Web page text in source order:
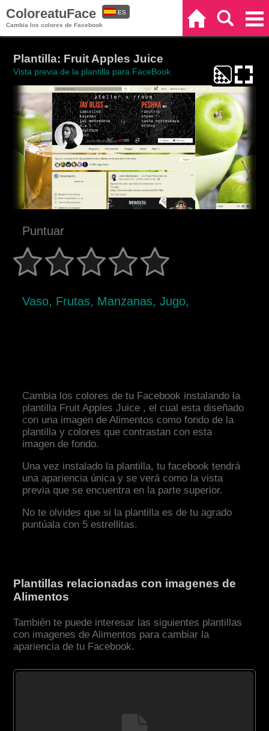
ColoreatuFace
Cambia los colores de Facebook
ES
Plantilla: Fruit Apples Juice
Vista previa de la plantilla para FaceBook
Puntuar
Vaso, Frutas, Manzanas, Jugo,
Cambia los colores de tu Facebook instalando la
plantilla Fruit Apples Juice , el cual esta diseñado
con una imagen de Alimentos como fondo de la
plantilla y colores que contrastan con esta
imagen de fondo.
Una vez instalado la plantilla, tu facebook tendrá
una apariencia única y se verá como la vista
previa que se encuentra en la parte superior.
No te olvides que si la plantilla es de tu agrado
puntúala con 5 estrellitas.
Plantillas relacionadas con imagenes de
Alimentos
También te puede interesar las siguientes plantillas
con imagenes de Alimentos para cambiar la
apariencia de tu Facebook.